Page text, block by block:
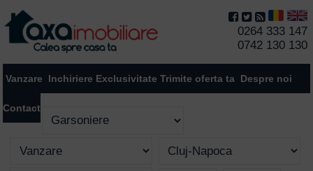
0264 333 147
0742 130 130
Vanzare Inchiriere Exclusivitate Trimite oferta ta Despre noi
Contact